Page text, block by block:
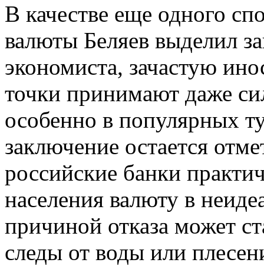
В качестве еще одного
валюты Беляев выделил
экономиста, зачастую
точки принимают даже
особенно в популярных
заключение остается
российские банки
населения валюту в
причиной отказа может
следы от воды или